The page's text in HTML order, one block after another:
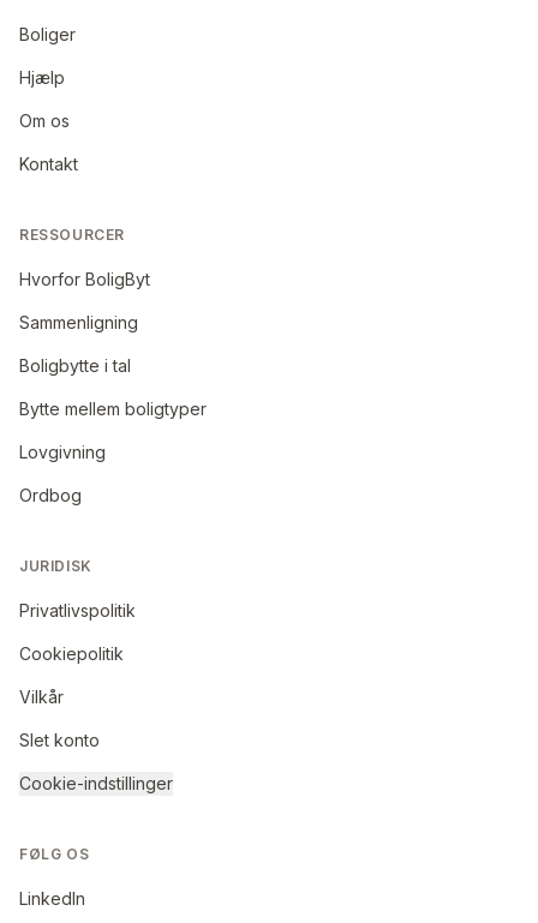
Boliger
Hjælp
Om os
Kontakt
RESSOURCER
Hvorfor BoligByt
Sammenligning
Boligbytte i tal
Bytte mellem boligtyper
Lovgivning
Ordbog
JURIDISK
Privatlivspolitik
Cookiepolitik
Vilkår
Slet konto
Cookie-indstillinger
FØLG OS
LinkedIn